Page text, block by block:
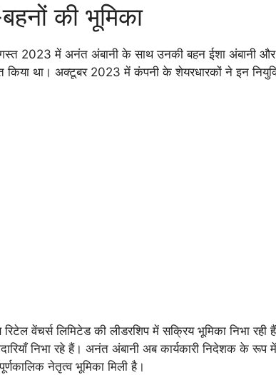
की भूमिका
2023 में अनंत अंबानी के साथ उनकी बहन ईशा अंबानी और
था। अक्टूबर 2023 में कंपनी के शेयरधारकों ने इन
रिटेल वेंचर्स लिमिटेड की लीडरशिप में सक्रिय भूमिका निभा
निभा रहे हैं। अनंत अंबानी अब कार्यकारी निदेशक के रूप
नेतृत्व भूमिका मिली है।